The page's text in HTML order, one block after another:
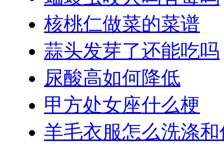
核桃仁做菜的菜谱
蒜头发芽了还能吃吗
尿酸高如何降低
甲方处女座什么梗
羊毛衣服怎么洗涤